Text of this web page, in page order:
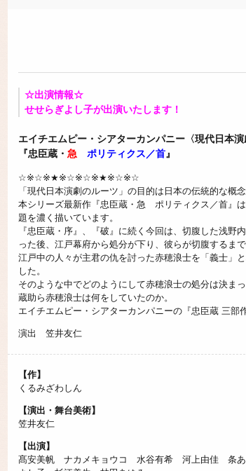
☆出演情報☆
せせらぎよし子が出演いたします！
エイチエムピー・シアターカンパニー〈現代日本演
『忠臣蔵・ 急 ポリティクス／首』
☆※☆※★※☆※☆※★※☆※☆
「現代日本演劇のルーツ」の目的は日本の伝統的な概
本シリーズ最新作『忠臣蔵・急 ポリティクス／首』
題を濃く描いています。
『忠臣蔵・序』、『破』に続く今回は、切腹した浅野
った後、江戸幕府から処分が下り、彼らが切腹するま
江戸中の人々が主君の仇を討った赤穂浪士を「義士」
した。
そのような中でどのようにして赤穂浪士の処分は決ま
蔵助ら赤穂浪士は何をしていたのか。
エイチエムピー・シアターカンパニーの『忠臣蔵 三部
演出 笠井友仁
【作】
くるみざわしん
【演出・舞台美術】
笠井友仁
【出演】
髙安美帆 ナカメキョウコ 水谷有希 河上由佳 条